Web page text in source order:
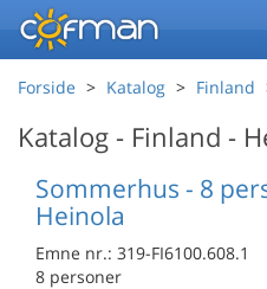
Forside Katalog Finland
Katalog - Finland -
Sommerhus - 8
Heinola
Emne nr.: 319-FI6100.608.1
8 personer